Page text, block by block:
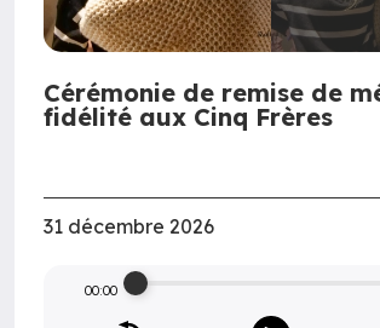
Cérémonie de remise de
fidélité aux Cinq Frères
31 décembre 2026
00:00